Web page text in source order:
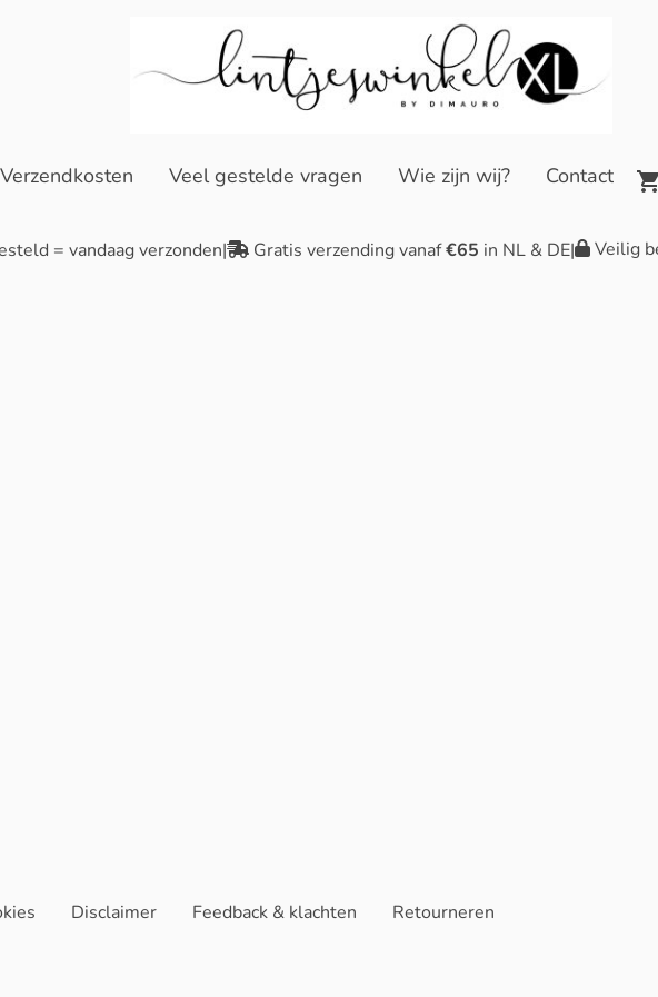
Verzendkosten Veel gestelde vragen Wie zijn wij? Contact
= vandaag verzonden| Gratis verzending vanaf€65 in NL & DE| Veilig
Disclaimer Feedback & klachten
Retourneren